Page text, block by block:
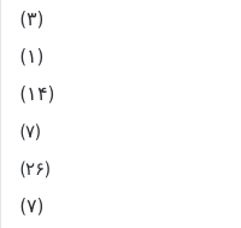
(۳)
(۱)
(۱۴)
(۷)
(۲۶)
(۷)